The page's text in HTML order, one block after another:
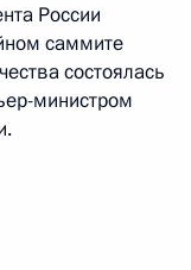
России
саммите
состоялась
министром